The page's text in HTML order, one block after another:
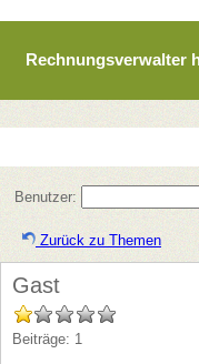
Rechnungsverwalter
Benutzer:
Zurück zu Themen
Gast
Beiträge: 1